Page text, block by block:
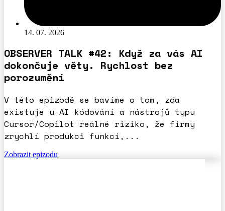
14. 07. 2026
OBSERVER TALK #42: Když za vás AI
dokončuje věty. Rychlost bez
porozumění
V této epizodě se bavíme o tom, zda
existuje u AI kódování a nástrojů typu
Cursor/Copilot reálné riziko, že firmy
zrychlí produkci funkcí,...
Zobrazit epizodu